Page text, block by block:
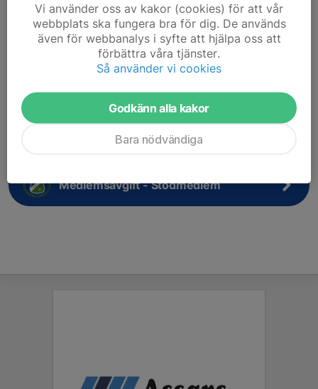
Medlemsavgift - Aktiv
Medlemsavgift - Ledare
Medlemsavgift - Familj
Medlemsavgift - Stödmedlem
Vi använder oss av kakor (cookies) för att vår
webbplats ska fungera bra för dig. De används
även för webbanalys i syfte att hjälpa oss att
förbättra våra tjänster.
Så använder vi cookies
Godkänn alla kakor
Bara nödvändiga